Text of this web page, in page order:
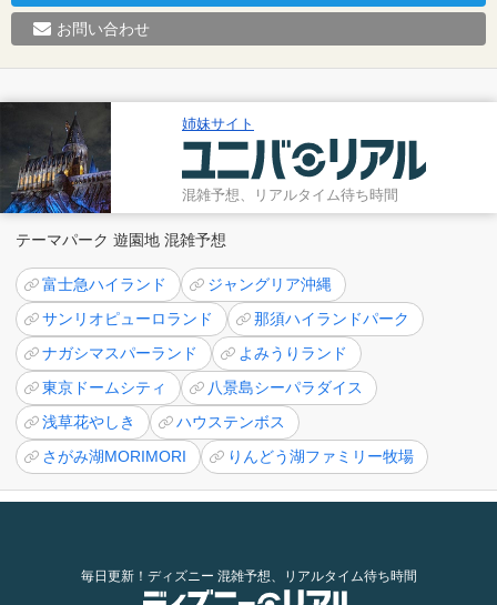
お問い合わせ
姉妹サイト
混雑予想、リアルタイム待ち時間
テーマパーク 遊園地 混雑予想
富士急ハイランド
ジャングリア沖縄
サンリオピューロランド
那須ハイランドパーク
ナガシマスパーランド
よみうりランド
東京ドームシティ
八景島シーパラダイス
浅草花やしき
ハウステンボス
さがみ湖MORIMORI
りんどう湖ファミリー牧場
毎日更新！ディズニー 混雑予想、リアルタイム待ち時間